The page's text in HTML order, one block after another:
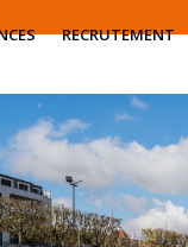
RECRUTEMENT